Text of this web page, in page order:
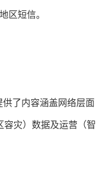
区短信。
了内容涵盖网络层面
容灾）数据及运营（智